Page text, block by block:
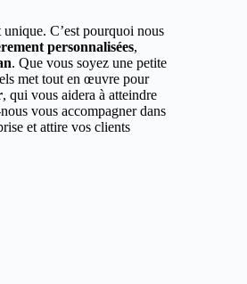
C’est pourquoi nous
personnalisées,
. Que vous soyez une petite
met tout en œuvre pour
, qui vous aidera à atteindre
vous accompagner dans
et attire vos clients